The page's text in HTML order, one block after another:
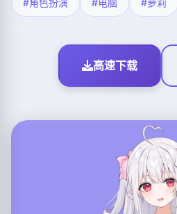
#角色扮演 #电脑 #萝莉
高速下载